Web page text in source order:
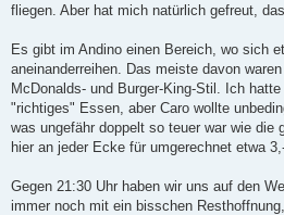
fliegen. Aber hat mich natürlich gefreut,
Es gibt im Andino einen Bereich, wo sich
aneinanderreihen. Das meiste davon
McDonalds- und Burger-King-Stil. Ich
"richtiges" Essen, aber Caro wollte
was ungefähr doppelt so teuer war wie die
hier an jeder Ecke für umgerechnet etwa
Gegen 21:30 Uhr haben wir uns auf den
immer noch mit ein bisschen